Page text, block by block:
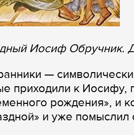
Иосиф Обручник.
—
приходили к Иосифу,
рождения», и
и уже помыслил